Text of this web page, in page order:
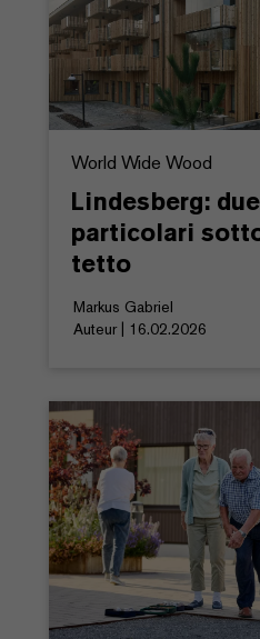
World Wide Wood
Lindesberg:
particolari
tetto
Markus Gabriel
Auteur | 16.02.2026